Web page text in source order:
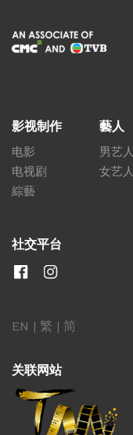
影视制作
电影
电视剧
綜藝
藝人
男艺人
女艺人
社交平台
EN | 繁 | 简
关联网站